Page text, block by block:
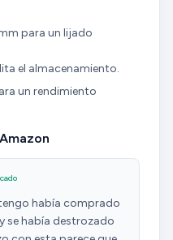
para un lijado
el almacenamiento.
un rendimiento
había comprado
se había destrozado